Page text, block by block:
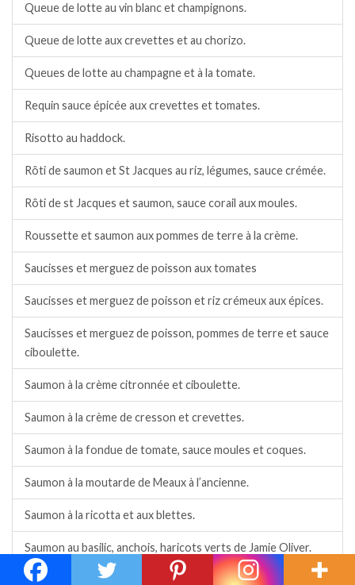
Queue de lotte au vin blanc et champignons.
Queue de lotte aux crevettes et au chorizo.
Queues de lotte au champagne et à la tomate.
Requin sauce épicée aux crevettes et tomates.
Risotto au haddock.
Rôti de saumon et St Jacques au riz, légumes, sauce crémée.
Rôti de st Jacques et saumon, sauce corail aux moules.
Roussette et saumon aux pommes de terre à la crème.
Saucisses et merguez de poisson aux tomates
Saucisses et merguez de poisson et riz crémeux aux épices.
Saucisses et merguez de poisson, pommes de terre et sauce
ciboulette.
Saumon à la crème citronnée et ciboulette.
Saumon à la crème de cresson et crevettes.
Saumon à la fondue de tomate, sauce moules et coques.
Saumon à la moutarde de Meaux à l’ancienne.
Saumon à la ricotta et aux blettes.
Saumon au basilic, anchois, haricots verts de Jamie Oliver.
Saumon au citron et à la persillade, cuisson à l’Air Fryer.